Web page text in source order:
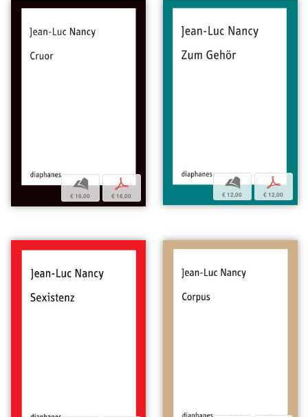
b
€ 16,00
p
€ 16,00
b
€ 12,00
p
€ 12,00